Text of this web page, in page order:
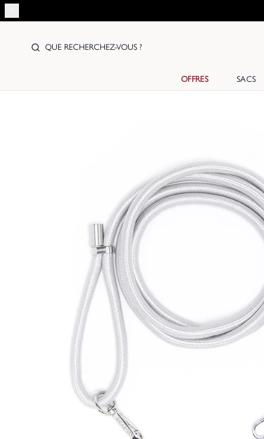
QUE RECHERCHEZ-VOUS ?
OFFRES SACS